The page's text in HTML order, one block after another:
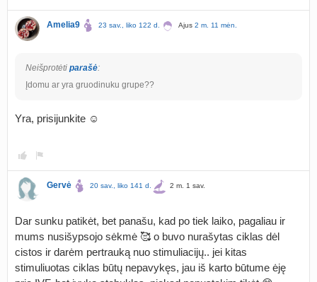
Amelia9 23 sav., liko 122 d. Ajus 2 m. 11 mėn.
Neišprotėti parašė:
Įdomu ar yra gruodinuku grupe??
Yra, prisijunkite ☺️
Gervė 20 sav., liko 141 d. 2 m. 1 sav.
Dar sunku patikėt, bet panašu, kad po tiek laiko, pagaliau ir
mums nusišypsojo sėkmė 🥰 o buvo nurašytas ciklas dėl
cistos ir darėm pertrauką nuo stimuliacijų.. jei kitas
stimuliuotas ciklas būtų nepavykęs, jau iš karto būtume ėję